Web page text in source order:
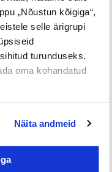
„Nõustun kõigiga“,
selle ärigrupi
turunduseks.
oma kohandatud
Näita andmeid